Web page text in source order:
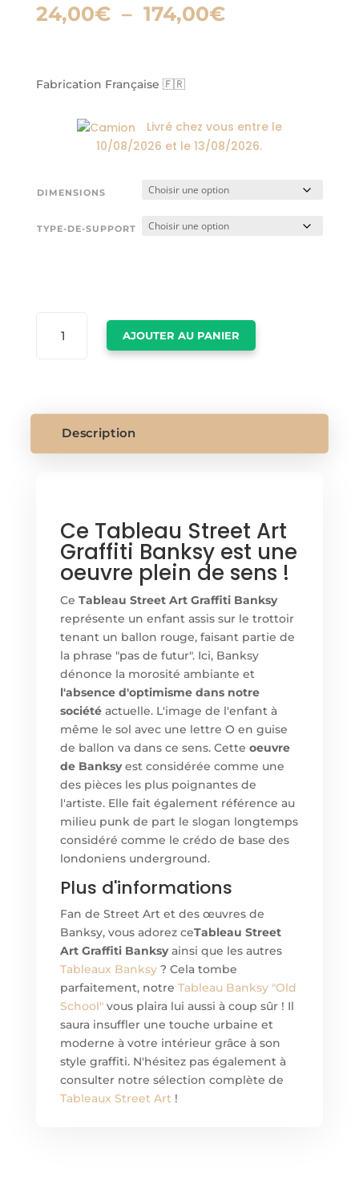
24,00€ – 174,00€Plage
Fabrication Française 🇫🇷
Livré chez vous entre le
10/08/2026 et le13/08/2026.
DIMENSIONS
TYPE-DE-SUPPORT
GRAFFITI
BANKSY
AJOUTER AU PANIER
Description
Ce Tableau Street Art
Graffiti Banksy est une
oeuvre plein de sens !
Ce Tableau Street Art Graffiti Banksy
représente un enfant assis sur le trottoir
tenant un ballon rouge, faisant partie de
la phrase "pas de futur". Ici, Banksy
dénonce la morosité ambiante et
l'absence d'optimisme dans notre
sociétéactuelle. L'image de l'enfant à
même le sol avec une lettre O en guise
de ballon va dans ce sens. Cette oeuvre
de Banksyest considérée comme une
des pièces les plus poignantes de
l'artiste. Elle fait également référence au
milieu punk de part le slogan longtemps
considéré comme le crédo de base des
londoniens underground.
Plus d'informations
Fan de Street Art et des œuvres de
Banksy, vous adorez ceTableau Street
Art Graffiti Banksyainsi que les autres
Tableaux Banksy? Cela tombe
parfaitement, notre Tableau Banksy "Old
School"vous plaira lui aussi à coup sûr ! Il
saura insuffler une touche urbaine et
moderne à votre intérieur grâce à son
style graffiti. N'hésitez pas également à
consulter notre sélection complète de
Tableaux Street Art!